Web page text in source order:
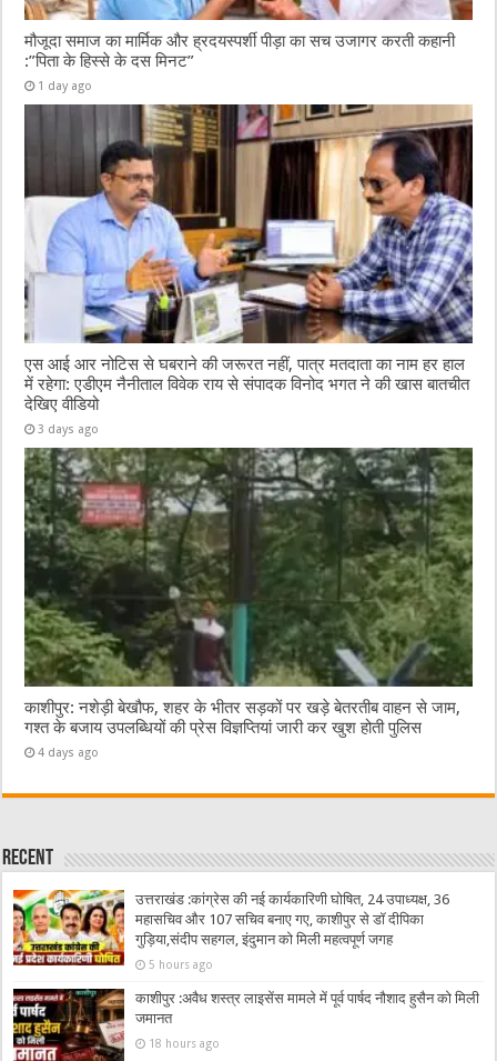
मौजूदा समाज का मार्मिक और ह्रदयस्पर्शी पीड़ा का सच उजागर करती कहानी
:”पिता के हिस्से के दस मिनट”
1 day ago
एस आई आर नोटिस से घबराने की जरूरत नहीं, पात्र मतदाता का नाम हर हाल
में रहेगा: एडीएम नैनीताल विवेक राय से संपादक विनोद भगत ने की खास बातचीत
देखिए वीडियो
3 days ago
काशीपुर: नशेड़ी बेखौफ, शहर के भीतर सड़कों पर खड़े बेतरतीब वाहन से जाम,
गश्त के बजाय उपलब्धियों की प्रेस विज्ञप्तियां जारी कर खुश होती पुलिस
4 days ago
Recent
उत्तराखंड :कांग्रेस की नई कार्यकारिणी घोषित, 24 उपाध्यक्ष, 36
महासचिव और 107 सचिव बनाए गए, काशीपुर से डॉ दीपिका
गुड़िया,संदीप सहगल, इंदुमान को मिली महत्वपूर्ण जगह
5 hours ago
काशीपुर :अवैध शस्त्र लाइसेंस मामले में पूर्व पार्षद नौशाद हुसैन को मिली
जमानत
18 hours ago